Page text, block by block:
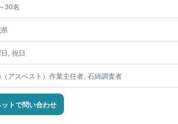
30名
, 祝日
アスベスト）作業主任者, 石綿調査者
トで問い合わせ